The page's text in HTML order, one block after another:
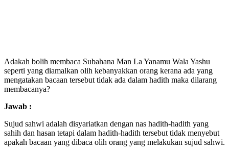
Adakah bolih membaca Subahana Man La Yanamu Wala Yashu
seperti yang diamalkan olih kebanyakkan orang kerana ada yang
mengatakan bacaan tersebut tidak ada dalam hadith maka dilarang
membacanya?
Jawab :
Sujud sahwi adalah disyariatkan dengan nas hadith-hadith yang
sahih dan hasan tetapi dalam hadith-hadith tersebut tidak menyebut
apakah bacaan yang dibaca olih orang yang melakukan sujud sahwi.